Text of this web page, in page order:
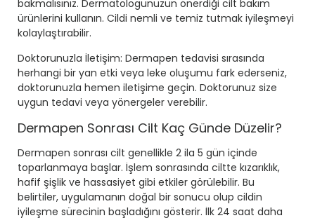
bakmalısınız. Dermatologunuzun önerdiği cilt bakım
ürünlerini kullanın. Cildi nemli ve temiz tutmak iyileşmeyi
kolaylaştırabilir.
Doktorunuzla İletişim: Dermapen tedavisi sırasında
herhangi bir yan etki veya leke oluşumu fark ederseniz,
doktorunuzla hemen iletişime geçin. Doktorunuz size
uygun tedavi veya yönergeler verebilir.
Dermapen Sonrası Cilt Kaç Günde Düzelir?
Dermapen sonrası cilt genellikle 2 ila 5 gün içinde
toparlanmaya başlar. İşlem sonrasında ciltte kızarıklık,
hafif şişlik ve hassasiyet gibi etkiler görülebilir. Bu
belirtiler, uygulamanın doğal bir sonucu olup cildin
iyileşme sürecinin başladığını gösterir. İlk 24 saat daha